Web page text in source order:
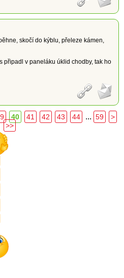
skočí do kýblu, přeleze kámen,
připadl v paneláku úklid chodby, tak ho
40 41 42 43 44 ... 59
>
>>